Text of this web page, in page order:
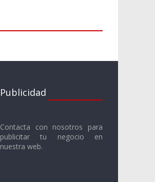
Publicidad
Contacta con nosotros para
publicitar tu negocio en
nuestra web.